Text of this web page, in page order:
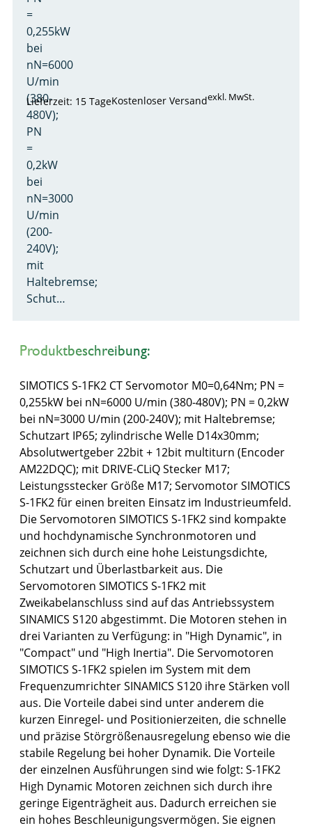
=
0,255kW
bei
nN=6000
U/min
(380-
480V);
PN
=
0,2kW
bei
nN=3000
U/min
(200-
240V);
mit
Haltebremse;
Schut…
Lieferzeit: 15 TageKostenloser Versandexkl. MwSt.
Produktbeschreibung:
SIMOTICS S-1FK2 CT Servomotor M0=0,64Nm; PN =
0,255kW bei nN=6000 U/min (380-480V); PN = 0,2kW
bei nN=3000 U/min (200-240V); mit Haltebremse;
Schutzart IP65; zylindrische Welle D14x30mm;
Absolutwertgeber 22bit + 12bit multiturn (Encoder
AM22DQC); mit DRIVE-CLiQ Stecker M17;
Leistungsstecker Größe M17; Servomotor SIMOTICS
S-1FK2 für einen breiten Einsatz im Industrieumfeld.
Die Servomotoren SIMOTICS S-1FK2 sind kompakte
und hochdynamische Synchronmotoren und
zeichnen sich durch eine hohe Leistungsdichte,
Schutzart und Überlastbarkeit aus. Die
Servomotoren SIMOTICS S-1FK2 mit
Zweikabelanschluss sind auf das Antriebssystem
SINAMICS S120 abgestimmt. Die Motoren stehen in
drei Varianten zu Verfügung: in "High Dynamic", in
"Compact" und "High Inertia". Die Servomotoren
SIMOTICS S-1FK2 spielen im System mit dem
Frequenzumrichter SINAMICS S120 ihre Stärken voll
aus. Die Vorteile dabei sind unter anderem die
kurzen Einregel- und Positionierzeiten, die schnelle
und präzise Störgrößenausregelung ebenso wie die
stabile Regelung bei hoher Dynamik. Die Vorteile
der einzelnen Ausführungen sind wie folgt: S-1FK2
High Dynamic Motoren zeichnen sich durch ihre
geringe Eigenträgheit aus. Dadurch erreichen sie
ein hohes Beschleunigungsvermögen. Sie eignen